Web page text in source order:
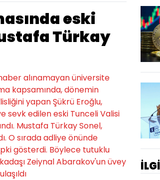
eski
Türkay
alınamayan üniversite
kapsamında, dönemin
yapan Şükrü Eroğlu,
sevk edilen eski Tunceli Valisi
Mustafa Türkay Sonel,
O sırada adliye önünde
gösterdi. Böylece tutuklu
Zeiynal Abarakov'un üvey